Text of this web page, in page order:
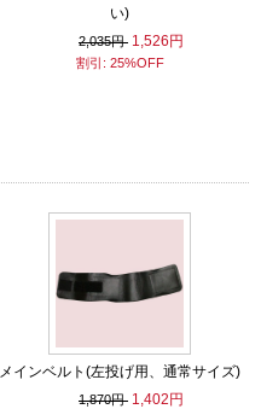
い)
2,035円 1,526円
割引: 25%OFF
メインベルト(左投げ用、通常サイズ)
1,870円 1,402円